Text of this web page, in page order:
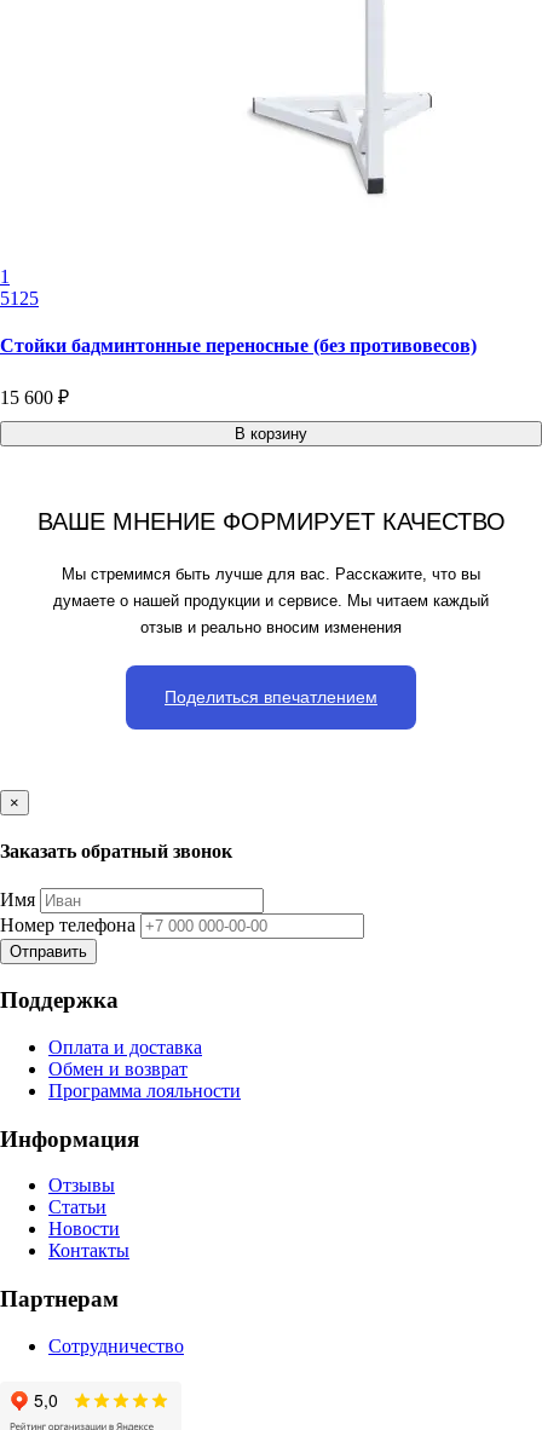
1
5125
Стойки бадминтонные переносные (без противовесов)
15 600 ₽
В корзину
ВАШЕ МНЕНИЕ ФОРМИРУЕТ КАЧЕСТВО
Мы стремимся быть лучше для вас. Расскажите, что вы
думаете о нашей продукции и сервисе. Мы читаем каждый
отзыв и реально вносим изменения
Поделиться впечатлением
×
Заказать обратный звонок
Имя
Номер телефона
Отправить
Поддержка
Оплата и доставка
Обмен и возврат
Программа лояльности
Информация
Отзывы
Статьи
Новости
Контакты
Партнерам
Сотрудничество